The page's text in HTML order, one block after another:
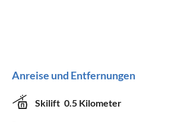
Anreise und Entfernungen
Skilift 0.5 Kilometer